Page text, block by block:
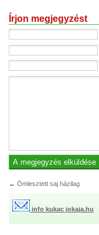
Írjon megjegyzést
← Ömlesztett saj házilag
info kukac jokaja.hu